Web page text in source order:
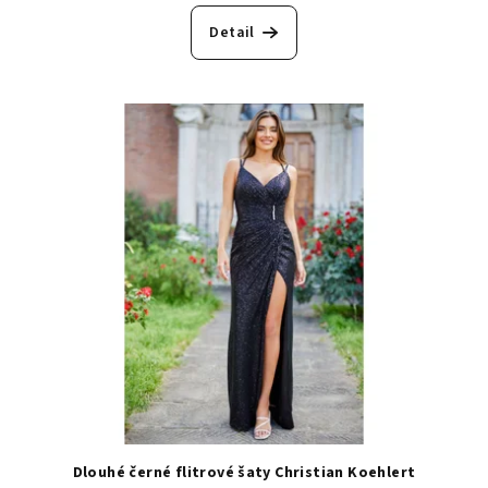
Detail
Dlouhé černé flitrové šaty Christian Koehlert